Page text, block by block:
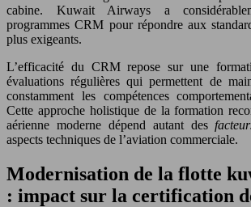
cabine. Kuwait Airways a
programmes CRM pour répondre aux
plus exigeants.
L’efficacité du CRM repose sur une
évaluations régulières qui permettent de
constamment les compétences
Cette approche holistique de la formation
aérienne moderne dépend autant des
aspects techniques de l’aviation commerciale.
Modernisation de la flotte
: impact sur la certification